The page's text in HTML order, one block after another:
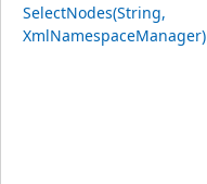
SelectNodes(String,
XmlNamespaceManager)